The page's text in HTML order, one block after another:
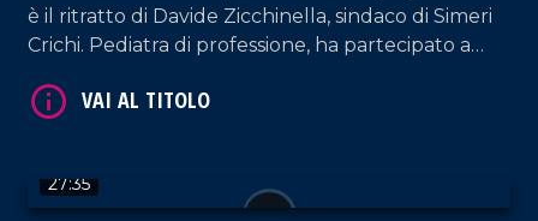
è il ritratto di Davide Zicchinella, sindaco di Simeri
Crichi. Pediatra di professione, ha partecipato a
raccontato le sfide quotidiane di amministrare un
27:35
VAI AL TITOLO